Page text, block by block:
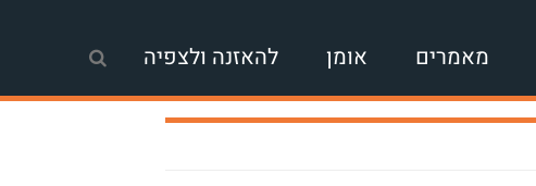
מאמרים אומן להאזנה ולצפיה